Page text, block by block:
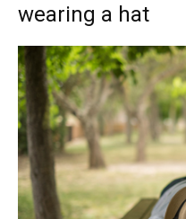
wearing a hat